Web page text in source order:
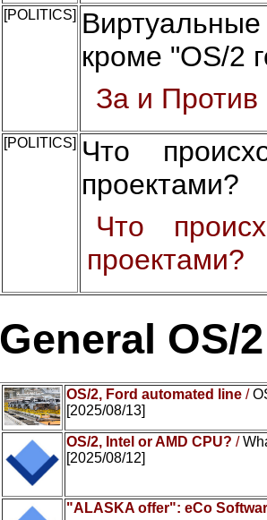
[POLITICS]
кроме "OS/2
За и Против
[POLITICS] Что
проектами?
Что
проектами?
General OS/
OS/2, Ford automated line /
[2025/08/13]
OS/2, Intel or AMD CPU? /
[2025/08/12]
"ALASKA offer": eCo